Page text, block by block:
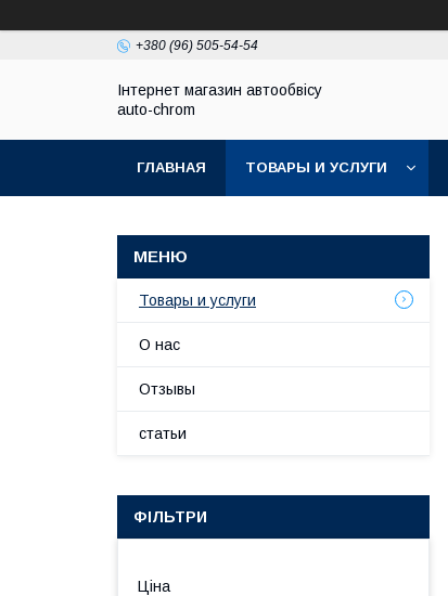
+380 (96) 505-54-54
Інтернет магазин автообвісу
auto-chrom
ГЛАВНАЯ ТОВАРЫ И УСЛУГИ
Товары и услуги
О нас
Отзывы
статьи
ФІЛЬТРИ
Ціна